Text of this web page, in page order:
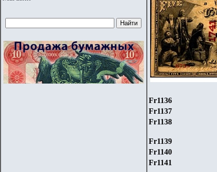
Fr1136
Fr1137
Fr1138
Fr1139
Fr1140
Fr1141